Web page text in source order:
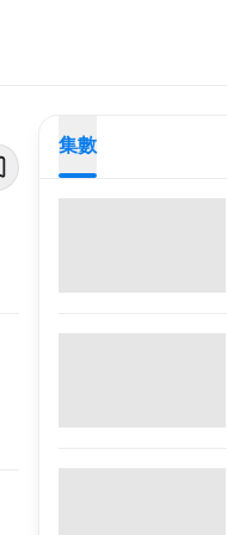
集數